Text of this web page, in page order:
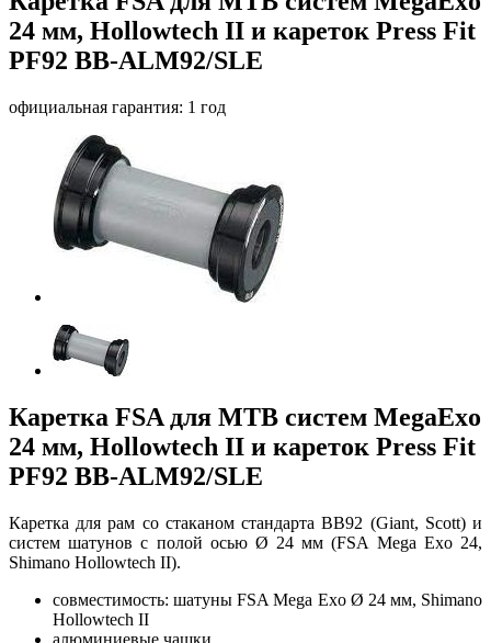
24 мм, Hollowtech II и кареток Press Fit
PF92 BB-ALM92/SLE
официальная гарантия: 1 год
Каретка FSA для MTB систем MegaExo
24 мм, Hollowtech II и кареток Press Fit
PF92 BB-ALM92/SLE
Каретка для рам со стаканом стандарта BB92 (Giant, Scott) и
систем шатунов с полой осью Ø 24 мм (FSA Mega Exo 24,
Shimano Hollowtech II).
совместимость: шатуны FSA Mega Exo Ø 24 мм, Shimano
Hollowtech II
алюминиевые чашки